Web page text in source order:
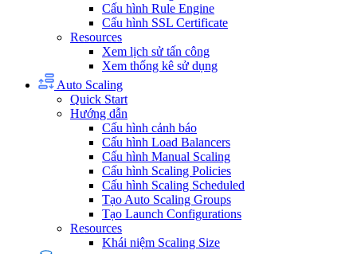
Cấu hình Rule Engine
Cấu hình SSL Certificate
Resources
Xem lịch sử tấn công
Xem thống kê sử dụng
Auto Scaling
Quick Start
Hướng dẫn
Cấu hình cảnh báo
Cấu hình Load Balancers
Cấu hình Manual Scaling
Cấu hình Scaling Policies
Cấu hình Scaling Scheduled
Tạo Auto Scaling Groups
Tạo Launch Configurations
Resources
Khái niệm Scaling Size